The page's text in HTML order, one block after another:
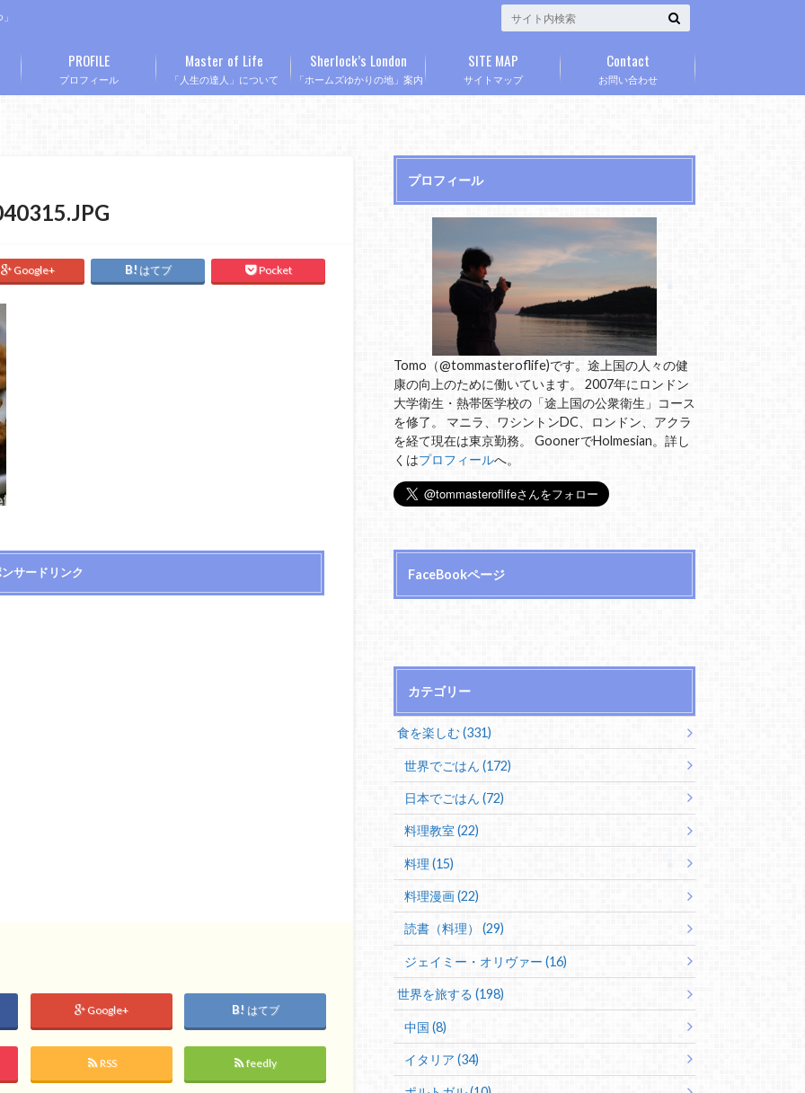
プロフィール
PROFILE
「人生の達人」について
Master of Life
「ホームズゆかりの地」案内
Sherlock’s London
サイトマップ
SITE MAP
お問い合わせ
Contact
Google+ はてブ Pocket
サードリンク
Google+ はてブ
RSS feedly
プロフィール
Tomo（@tommasteroflife)です。途上国の人々の健
康の向上のために働いています。 2007年にロンドン
大学衛生・熱帯医学校の「途上国の公衆衛生」コース
を修了。 マニラ、ワシントンDC、ロンドン、アクラ
を経て現在は東京勤務。 GoonerでHolmesian。詳し
くはプロフィールへ。
FaceBookページ
カテゴリー
食を楽しむ (331)
世界でごはん (172)
日本でごはん (72)
料理教室 (22)
料理 (15)
料理漫画 (22)
読書（料理） (29)
ジェイミー・オリヴァー (16)
世界を旅する (198)
中国 (8)
イタリア (34)